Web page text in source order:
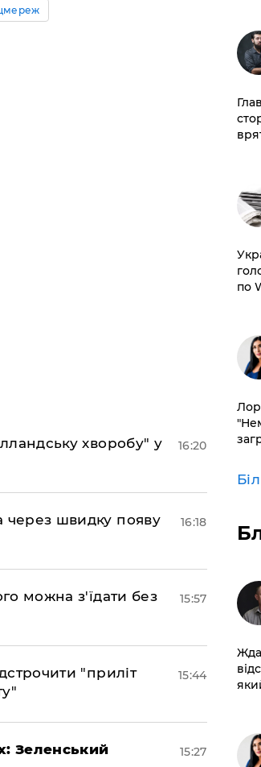
хворобу" у
16:20
через швидку появу
16:18
можна з'їдати без
15:57
"приліт
15:44
Зеленський
15:27
по